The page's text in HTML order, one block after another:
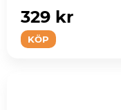
KÖP
329 kr